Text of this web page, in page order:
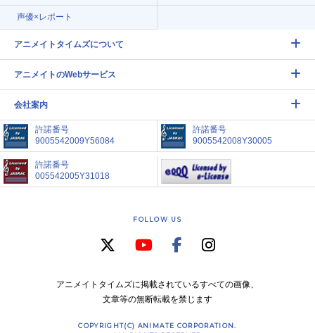
声優×レポート
アニメイトタイムズについて
アニメイトのWebサービス
会社案内
許諾番号
9005542009Y56084
許諾番号
9005542008Y30005
許諾番号
005542005Y31018
FOLLOW US
アニメイトタイムズに掲載されているすべての画像、
文章等の無断転載を禁じます
COPYRIGHT(C) ANIMATE CORPORATION.